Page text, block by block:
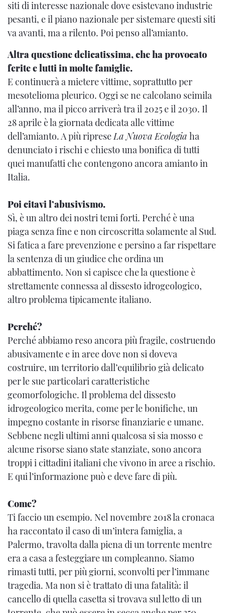
siti di interesse nazionale dove esistevano industrie
pesanti, e il piano nazionale per sistemare questi siti
va avanti, ma a rilento. Poi penso all’amianto.
Altra questione delicatissima, che ha provocato
ferite e lutti in molte famiglie.
E continuerà a mietere vittime, soprattutto per
mesotelioma pleurico. Oggi se ne calcolano seimila
all’anno, ma il picco arriverà tra il 2025 e il 2030. Il
28 aprile è la giornata dedicata alle vittime
dell’amianto. A più ripreseLa Nuova Ecologia ha
denunciato i rischi e chiesto una bonifica di tutti
quei manufatti che contengono ancora amianto in
Italia.
Poi citavi l’abusivismo.
Sì, è un altro dei nostri temi forti. Perché è una
piaga senza fine e non circoscritta solamente al Sud.
Si fatica a fare prevenzione e persino a far rispettare
la sentenza di un giudice che ordina un
abbattimento. Non si capisce che la questione è
strettamente connessa al dissesto idrogeologico,
altro problema tipicamente italiano.
Perché?
Perché abbiamo reso ancora più fragile, costruendo
abusivamente e in aree dove non si doveva
costruire, un territorio dall’equilibrio già delicato
per le sue particolari caratteristiche
geomorfologiche. Il problema del dissesto
idrogeologico merita, come per le bonifiche, un
impegno costante in risorse finanziarie e umane.
Sebbene negli ultimi anni qualcosa si sia mosso e
alcune risorse siano state stanziate, sono ancora
troppi i cittadini italiani che vivono in aree a rischio.
E qui l’informazione può e deve fare di più.
Come?
Ti faccio un esempio. Nel novembre 2018 la cronaca
ha raccontato il caso di un’intera famiglia, a
Palermo, travolta dalla piena di un torrente mentre
era a casa a festeggiare un compleanno. Siamo
rimasti tutti, per più giorni, sconvolti per l’immane
tragedia. Ma non si è trattato di una fatalità: il
cancello di quella casetta si trovava sul letto di un